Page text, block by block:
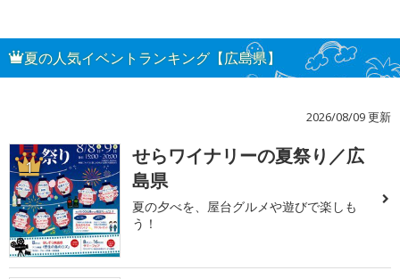
夏の人気イベントランキング【広島県】
2026/08/09 更新
1
せらワイナリーの夏祭り／広
島県
夏の夕べを、屋台グルメや遊びで楽しも
う！